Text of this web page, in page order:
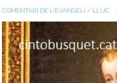
COMENTARI DE L'EVANGELI / LLUC